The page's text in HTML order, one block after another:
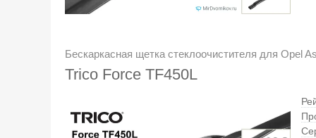
Бескаркасная щетка стеклоочистителя для Opel
Trico Force TF450L